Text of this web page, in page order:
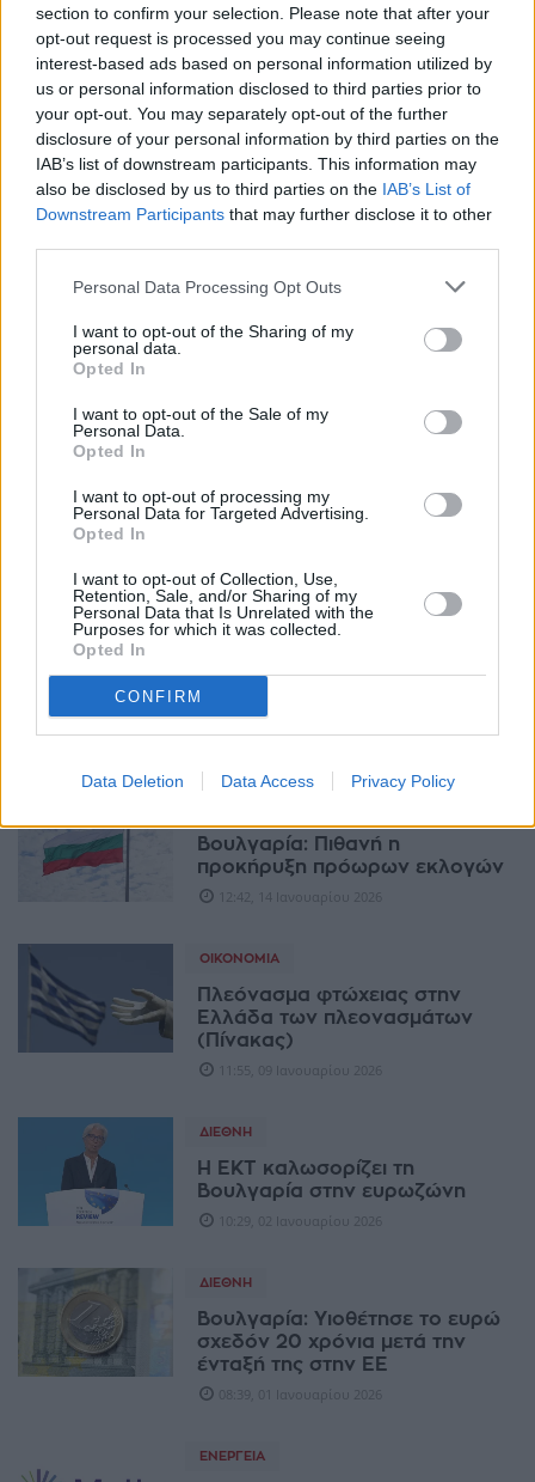
section to confirm your selection. Please note that after your
opt-out request is processed you may continue seeing
interest-based ads based on personal information utilized by
us or personal information disclosed to third parties prior to
your opt-out. You may separately opt-out of the further
disclosure of your personal information by third parties on the
IAB’s list of downstream participants. This information may
also be disclosed by us to third parties on the IAB’s List of
Downstream Participants that may further disclose it to other
Personal Data Processing Opt Outs
I want to opt-out of the Sharing of my
personal data.
Opted In
I want to opt-out of the Sale of my
Personal Data.
Opted In
I want to opt-out of processing my
Personal Data for Targeted Advertising.
Opted In
I want to opt-out of Collection, Use,
Retention, Sale, and/or Sharing of my
Personal Data that Is Unrelated with the
Purposes for which it was collected.
Opted In
CONFIRM
Data Deletion Data Access Privacy Policy
14:37, 17 Φεβρουαρίου 2026
ΔΙΕΘΝΉ
Βουλγαρία: Εντολή
σχηματισμού κυβέρνησης και
προετοιμασίας εκλογών σε
Τραπεζίτη
11:48, 12 Φεβρουαρίου 2026
ΔΙΕΘΝΉ
Βουλγαρία: Ο Ράντεφ
παρέδωσε την προεδρία στην
20:59, 23 Ιανουαρίου 2026
Βουλγαρία: Παραιτήθηκε ο
19:34, 19 Ιανουαρίου 2026
ΔΙΕΘΝΉ
Βουλγαρία: Ο πρόεδρος
Ράντεφ ανακοίνωσε πρόωρες
εκλογές
Βουλγαρία: Πιθανή η
προκήρυξη πρόωρων εκλογών
12:42, 14 Ιανουαρίου 2026
ΟΙΚΟΝΟΜΊΑ
Πλεόνασμα φτώχειας στην
Ελλάδα των πλεονασμάτων
(Πίνακας)
11:55, 09 Ιανουαρίου 2026
ΔΙΕΘΝΉ
Η ΕΚΤ καλωσορίζει τη
Βουλγαρία στην ευρωζώνη
10:29, 02 Ιανουαρίου 2026
ΔΙΕΘΝΉ
Βουλγαρία: Υιοθέτησε το ευρώ
σχεδόν 20 χρόνια μετά την
ένταξή της στην ΕΕ
08:39, 01 Ιανουαρίου 2026
ΕΝΈΡΓΕΙΑ